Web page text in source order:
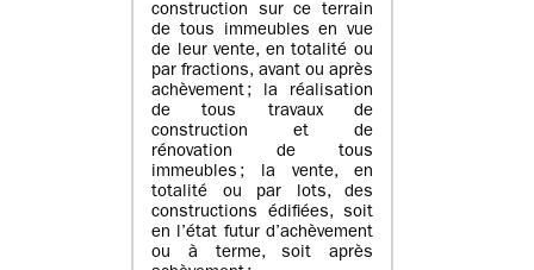
construction sur ce terrain
de tous immeubles en vue
de leur vente, en totalité ou
par fractions, avant ou après
achèvement ; la réalisation
de tous travaux de
construction et de
rénovation de tous
immeubles ; la vente, en
totalité ou par lots, des
constructions édifiées, soit
en l’état futur d’achèvement
ou à terme, soit après